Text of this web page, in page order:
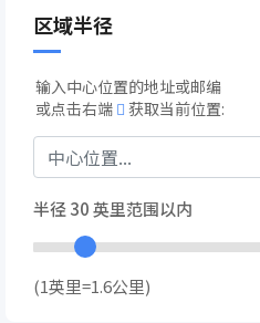
区域半径
输入中心位置的地址或邮编
或点击右端
获取当前位置:
半径30英里范围以内
(1英里=1.6公里)